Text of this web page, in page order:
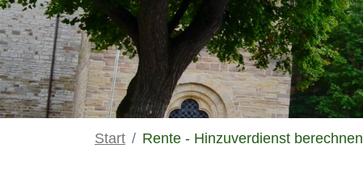
Start Rente - Hinzuverdienst berechnen